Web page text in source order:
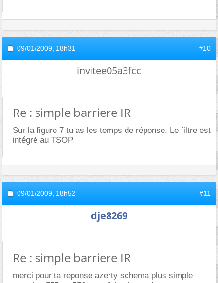
09/01/2009, 18h31 #10
invitee05a3fcc
Re : simple barriere IR
Sur la figure 7 tu as les temps de réponse. Le filtre est
intégré au TSOP.
09/01/2009, 18h52 #11
dje8269
Re : simple barriere IR
merci pour ta reponse azerty schema plus simple